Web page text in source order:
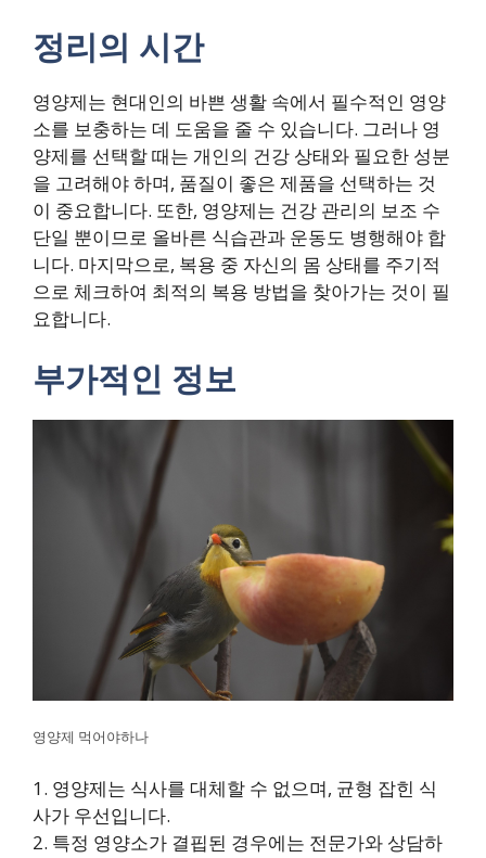
정리의 시간
영양제는 현대인의 바쁜 생활 속에서 필수적인 영양
소를 보충하는 데 도움을 줄 수 있습니다. 그러나 영
양제를 선택할 때는 개인의 건강 상태와 필요한 성분
을 고려해야 하며, 품질이 좋은 제품을 선택하는 것
이 중요합니다. 또한, 영양제는 건강 관리의 보조 수
단일 뿐이므로 올바른 식습관과 운동도 병행해야 합
니다. 마지막으로, 복용 중 자신의 몸 상태를 주기적
으로 체크하여 최적의 복용 방법을 찾아가는 것이 필
요합니다.
부가적인 정보
영양제 먹어야하나
1. 영양제는 식사를 대체할 수 없으며, 균형 잡힌 식
사가 우선입니다.
2. 특정 영양소가 결핍된 경우에는 전문가와 상담하